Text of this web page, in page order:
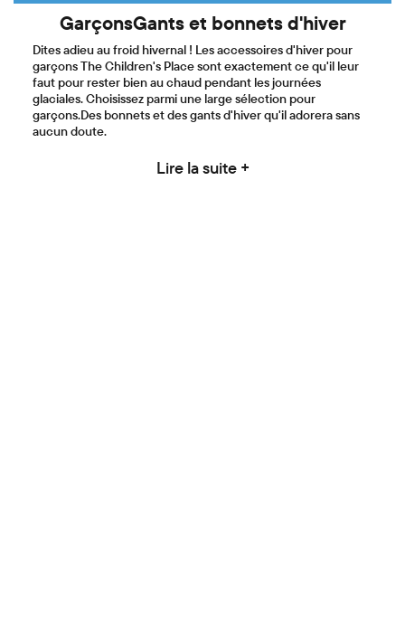
GarçonsGants et bonnets d'hiver
Dites adieu au froid hivernal ! Les accessoires d'hiver pour
garçons The Children's Place sont exactement ce qu'il leur
faut pour rester bien au chaud pendant les journées
glaciales. Choisissez parmi une large sélection pour
garçons.Des bonnets et des gants d'hiver qu'il adorera sans
aucun doute.
Lire la suite +